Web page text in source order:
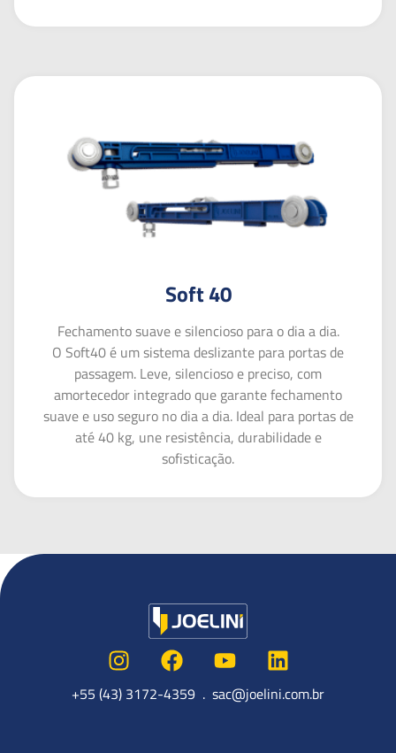
Soft 40
Fechamento suave e silencioso para o dia a dia.
O Soft40 é um sistema deslizante para portas de
passagem. Leve, silencioso e preciso, com
amortecedor integrado que garante fechamento
suave e uso seguro no dia a dia. Ideal para portas de
até 40 kg, une resistência, durabilidade e
sofisticação.
+55 (43) 3172-4359 . sac@joelini.com.br